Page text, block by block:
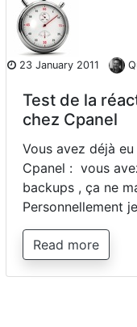
23 January 2011
Test de la
chez Cpanel
Vous avez déjà
Cpanel : vous
backups , ça ne
Personnellement
Read more